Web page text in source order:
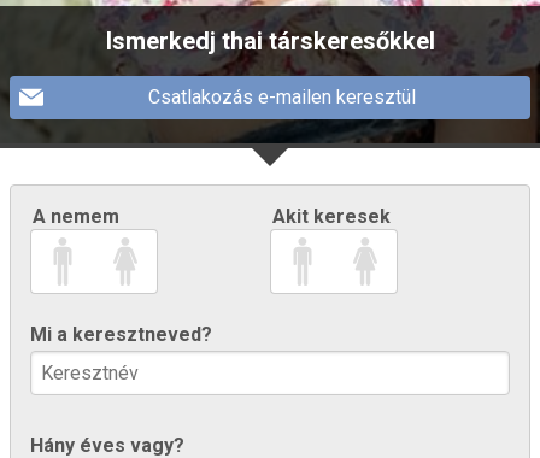
Ismerkedj thai társkeresőkkel
Csatlakozás e-mailen keresztül
A nemem Akit keresek
Mi a keresztneved?
Hány éves vagy?